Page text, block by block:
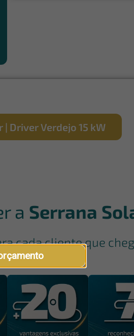
Driver Verdejo 15 kW
a Serrana
cada cliente que